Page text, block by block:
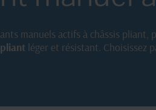
manuels actifs à châssis
léger et résistant. Choisissez